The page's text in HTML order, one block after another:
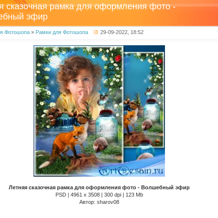
сказочная рамка для оформления фото -
эфир
Фотошопа » Рамки для Фотошопа 29-09-2022, 18:52
Летняя сказочная рамка для оформления фото - Волшебный эфир
PSD | 4961 х 3508 | 300 dpi | 123 Mb
Автор: sharov08